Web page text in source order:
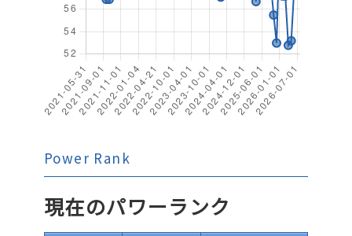
Power Rank
現在のパワーランク